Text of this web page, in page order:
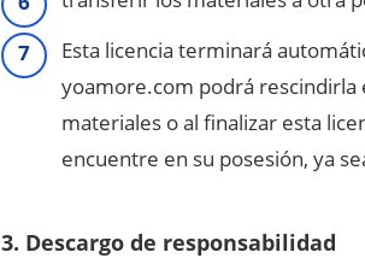
Esta licencia terminará
yoamore.com podrá rescindirla
materiales o al finalizar esta
encuentre en su posesión, ya
3. Descargo de responsabilidad